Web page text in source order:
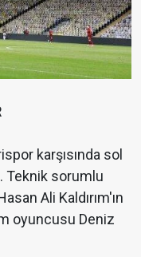
karşısında sol
Teknik sorumlu
Ali Kaldırım'ın
oyuncusu Deniz